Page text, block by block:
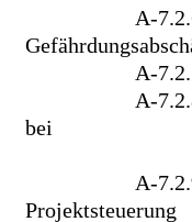
A-7.2.6
A-7.2.7
A-7.2.8
bei
A-7.2.9
Projektsteuerung